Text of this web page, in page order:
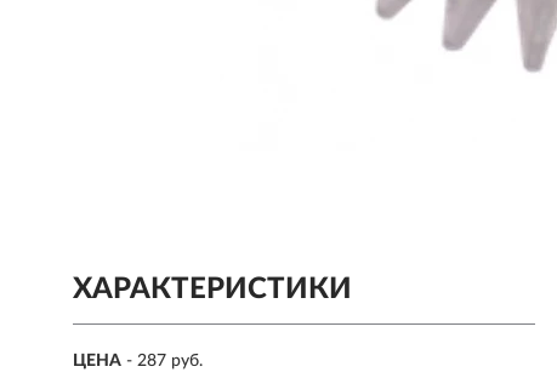
ХАРАКТЕРИСТИКИ
ЦЕНА - 287 руб.